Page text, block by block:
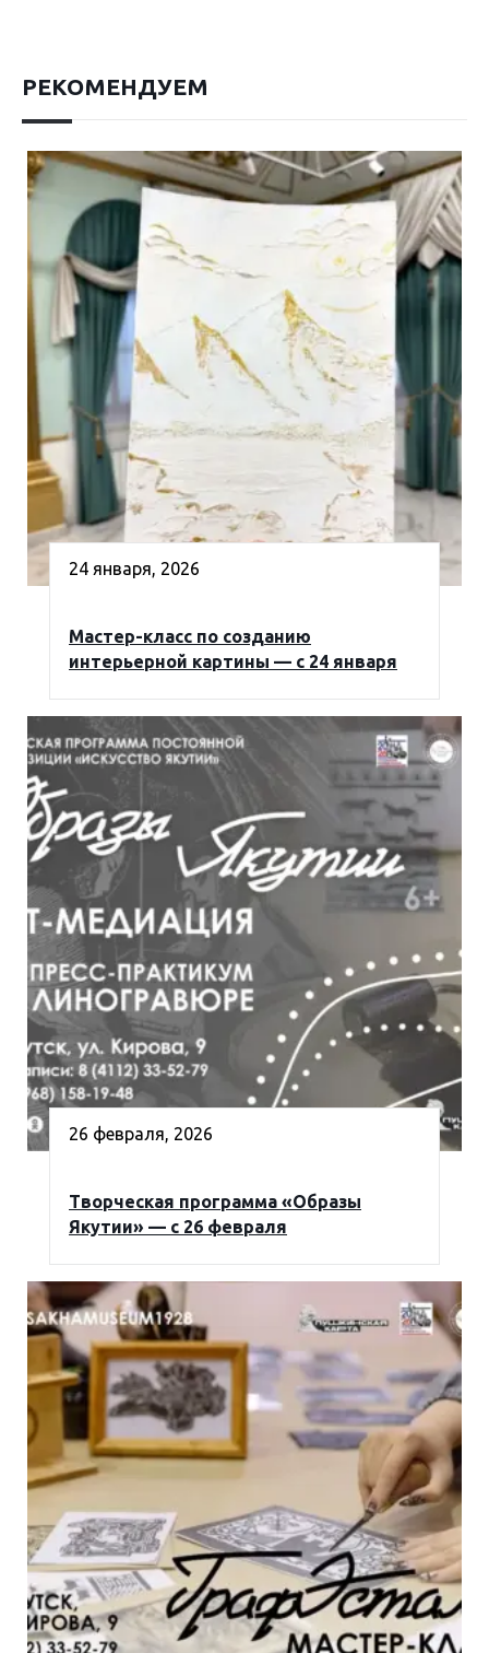
РЕКОМЕНДУЕМ
24 января, 2026
Мастер-класс по созданию
интерьерной картины — с 24 января
26 февраля, 2026
Творческая программа «Образы
Якутии» — с 26 февраля